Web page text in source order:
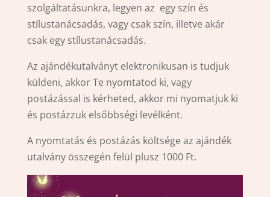
szolgáltatásunkra, legyen az egy szín és
stílustanácsadás, vagy csak szín, illetve akár
csak egy stílustanácsadás.
Az ajándékutalványt elektronikusan is tudjuk
küldeni, akkor Te nyomtatod ki, vagy
postázással is kérheted, akkor mi nyomatjuk ki
és postázzuk elsőbbségi levélként.
A nyomtatás és postázás költsége az ajándék
utalvány összegén felül plusz 1000 Ft.